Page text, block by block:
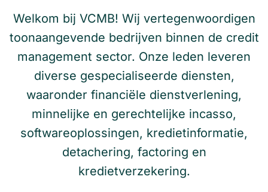
Welkom bij VCMB! Wij vertegenwoordigen
toonaangevende bedrijven binnen de credit
management sector. Onze leden leveren
diverse gespecialiseerde diensten,
waaronder financiële dienstverlening,
minnelijke en gerechtelijke incasso,
softwareoplossingen, kredietinformatie,
detachering, factoring en
kredietverzekering.